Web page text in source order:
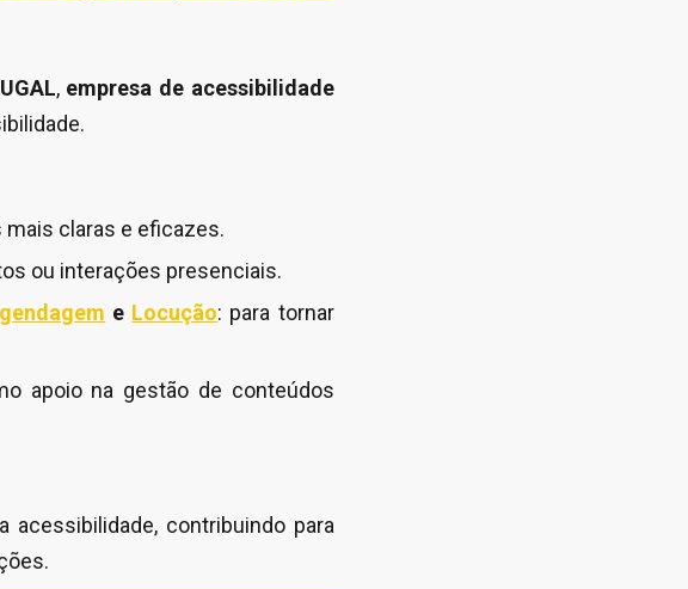
,empresa de acessibilidade
claras e eficazes.
ou interações presenciais.
e Locução: para tornar
apoio na gestão de conteúdos
contribuindo para